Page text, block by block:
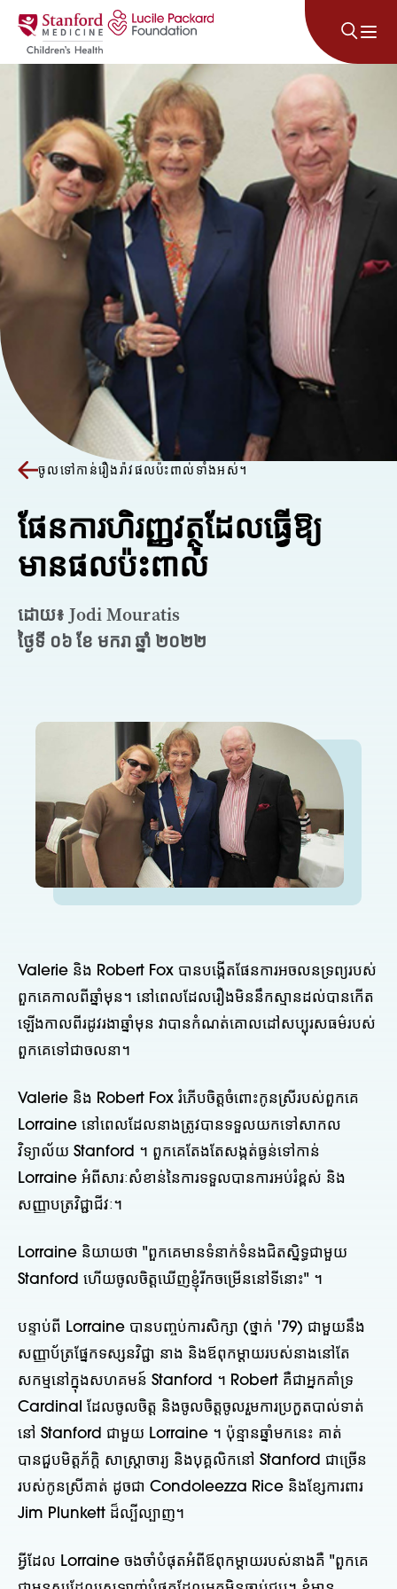
រំលងទៅមាតិកា
ចូលទៅកាន់រឿងរ៉ាវផលប៉ះពាល់ទាំងអស់។
ផែនការហិរញ្ញវត្ថុដែលធ្វើឱ្យ
មានផលប៉ះពាល់
ដោយ៖ Jodi Mouratis
ថ្ងៃទី ០៦ ខែ មករា ឆ្នាំ ២០២២
Valerie និង Robert Fox បានបង្កើតផែនការអចលនទ្រព្យរបស់
ពួកគេកាលពីឆ្នាំមុន។ នៅពេលដែលរឿងមិននឹកស្មានដល់បានកើត
ឡើងកាលពីរដូវរងាឆ្នាំមុន វាបានកំណត់គោលដៅសប្បុរសធម៌របស់
ពួកគេទៅជាចលនា។
Valerie និង Robert Fox រំភើបចិត្តចំពោះកូនស្រីរបស់ពួកគេ
Lorraine នៅពេលដែលនាងត្រូវបានទទួលយកទៅសាកល
វិទ្យាល័យ Stanford ។ ពួកគេតែងតែសង្កត់ធ្ងន់ទៅកាន់
Lorraine អំពីសារៈសំខាន់នៃការទទួលបានការអប់រំខ្ពស់ និង
សញ្ញាបត្រវិជ្ជាជីវៈ។
Lorraine និយាយថា "ពួកគេមានទំនាក់ទំនងជិតស្និទ្ធជាមួយ
Stanford ហើយចូលចិត្តឃើញខ្ញុំរីកចម្រើននៅទីនោះ" ។
បន្ទាប់ពី Lorraine បានបញ្ចប់ការសិក្សា (ថ្នាក់ '79) ជាមួយនឹង
សញ្ញាប័ត្រផ្នែកទស្សនវិជ្ជា នាង និងឪពុកម្តាយរបស់នាងនៅតែ
សកម្មនៅក្នុងសហគមន៍ Stanford ។ Robert គឺជាអ្នកគាំទ្រ
Cardinal ដែលចូលចិត្ត និងចូលចិត្តចូលរួមការប្រកួតបាល់ទាត់
នៅ Stanford ជាមួយ Lorraine ។ ប៉ុន្មានឆ្នាំមកនេះ គាត់
បានជួបមិត្តភ័ក្តិ សាស្ត្រាចារ្យ និងបុគ្គលិកនៅ Stanford ជាច្រើន
របស់កូនស្រីគាត់ ដូចជា Condoleezza Rice និងខ្សែការពារ
Jim Plunkett ដ៏ល្បីល្បាញ។
អ្វី​ដែល Lorraine ចងចាំ​បំផុត​អំពី​ឪពុកម្ដាយ​របស់​នាង​គឺ "ពួកគេ​